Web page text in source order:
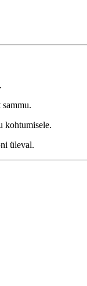
kohtumisele.
üleval.